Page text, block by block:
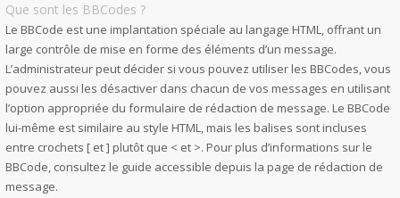
Que sont les BBCodes ?
Le BBCode est une implantation spéciale au langage HTML, offrant un
large contrôle de mise en forme des éléments d’un message.
L’administrateur peut décider si vous pouvez utiliser les BBCodes, vous
pouvez aussi les désactiver dans chacun de vos messages en utilisant
l’option appropriée du formulaire de rédaction de message. Le BBCode
lui-même est similaire au style HTML, mais les balises sont incluses
entre crochets [ et ] plutôt que < et >. Pour plus d’informations sur le
BBCode, consultez le guide accessible depuis la page de rédaction de
message.